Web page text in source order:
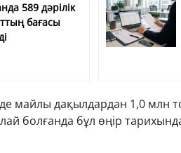
589 дәрілік
бағасы
майлы дақылдардан 1,0 млн
болғанда бұл өңір